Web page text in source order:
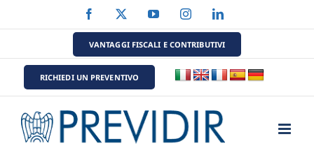
al
Facebook YouTubeInstagramLinkedIn
VANTAGGI FISCALI E CONTRIBUTIVI
RICHIEDI UN PREVENTIVO